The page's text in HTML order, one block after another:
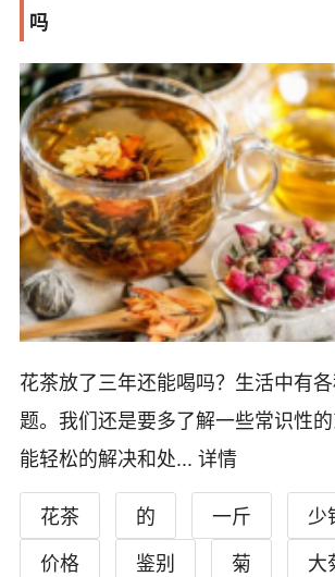
吗
花茶放了三年还能喝吗？生活中有
题。我们还是要多了解一些常识性
能轻松的解决和处... 详情
花茶 的 一斤
少
价格
鉴别 菊
大